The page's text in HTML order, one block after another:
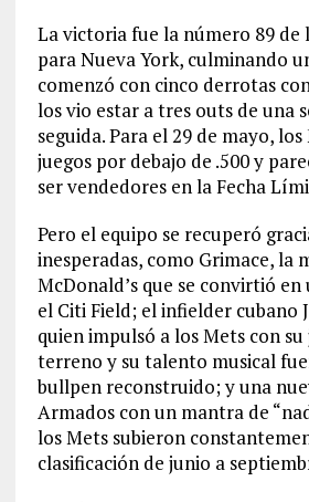
La victoria fue la número 89 de
para Nueva York, culminando
comenzó con cinco derrotas
los vio estar a tres outs de una
seguida. Para el 29 de mayo,
juegos por debajo de .500 y
ser vendedores en la Fecha
Pero el equipo se recuperó
inesperadas, como Grimace, la
McDonald’s que se convirtió
el Citi Field; el infielder cubano
quien impulsó a los Mets con
terreno y su talento musical
bullpen reconstruido; y una
Armados con un mantra de
los Mets subieron
clasificación de junio a